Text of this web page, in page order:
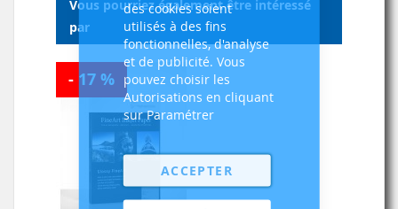
des cookies soient
utilisés à des fins
fonctionnelles, d'analyse
et de publicité. Vous
pouvez choisir les
Autorisations en cliquant
sur Paramétrer
ACCEPTER
Vous pourriez également être intéressé
par
- 17 %